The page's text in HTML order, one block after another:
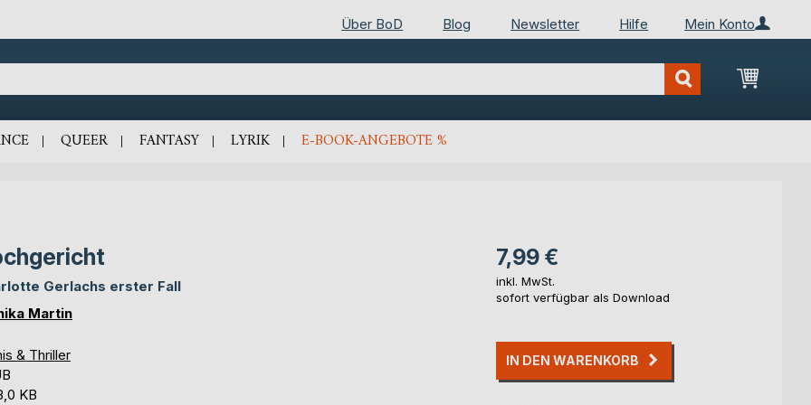
Mein Konto
Über BoD Blog Newsletter Hilfe
Mein
QUEER FANTASY LYRIK E-BOOK-ANGEBOTE %
Gerlachs erster Fall
Martin
& Thriller
KB
7,99 €
inkl. MwSt.
sofort verfügbar als Download
IN DEN WARENKORB